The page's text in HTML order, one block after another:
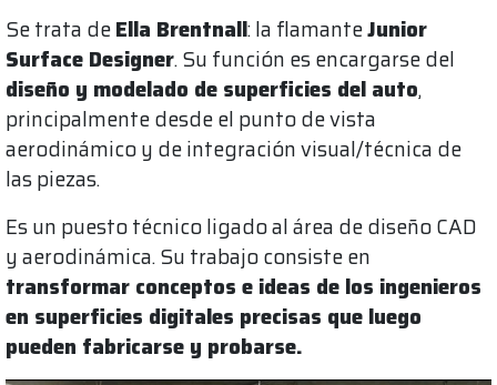
Se trata deElla Brentnall: la flamanteJunior
Surface Designer. Su función es encargarse del
diseño y modelado de superficies del auto,
principalmente desde el punto de vista
aerodinámico y de integración visual/técnica de
las piezas.
Es un puesto técnico ligado al área de diseño CAD
y aerodinámica. Su trabajo consiste en
transformar conceptos e ideas de los ingenieros
en superficies digitales precisas que luego
pueden fabricarse y probarse.